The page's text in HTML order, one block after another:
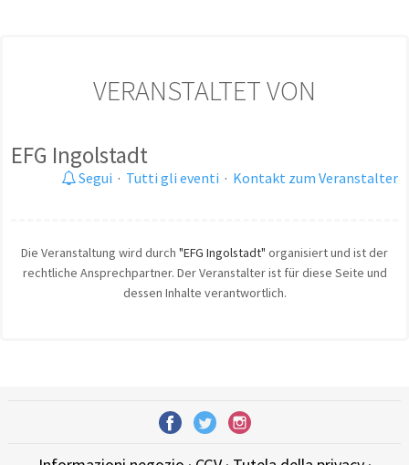
VERANSTALTET VON
EFG Ingolstadt
Segui · Tutti gli eventi · Kontakt zum Veranstalter
Die Veranstaltung wird durch "EFG Ingolstadt" organisiert und ist der
rechtliche Ansprechpartner. Der Veranstalter ist für diese Seite und
dessen Inhalte verantwortlich.